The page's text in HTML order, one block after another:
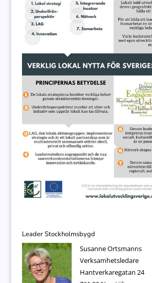
Leader Stockholmsbygd
Susanne Ortsmanns
Verksamhetsledare
Hantverkaregatan 24